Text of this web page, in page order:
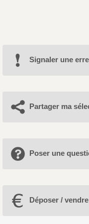
Signaler une
Partager ma
Poser une
Déposer / vendre